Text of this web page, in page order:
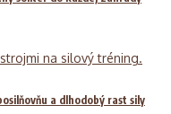
a dlhodobý rast sily